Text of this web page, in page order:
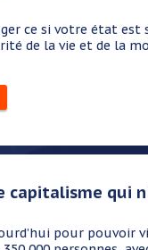
ce si votre état est
de la vie et de la
capitalisme qui
pour pouvoir vivre